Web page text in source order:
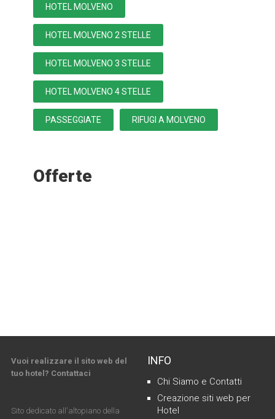
HOTEL MOLVENO
HOTEL MOLVENO 2 STELLE
HOTEL MOLVENO 3 STELLE
HOTEL MOLVENO 4 STELLE
PASSEGGIATE RIFUGI A MOLVENO
Offerte
Vuoi realizzare il sito web del
tuo hotel? Contattaci
Sito dedicato all'altopiano della
INFO
Chi Siamo e Contatti
Creazione siti web per
Hotel